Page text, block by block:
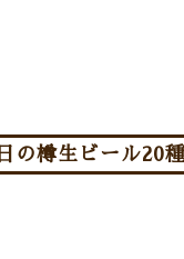
の樽生ビール20